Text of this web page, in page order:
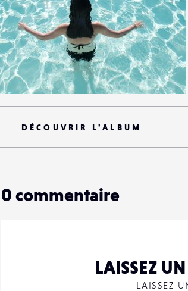
5
26
DÉCOUVRIR L'ALBUM
0 commentaire
LAISSEZ
LAISSEZ